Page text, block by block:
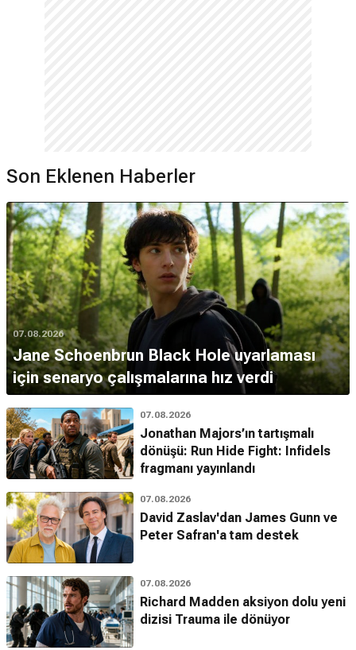
Son Eklenen Haberler
07.08.2026
Jane Schoenbrun Black Hole uyarlaması
için senaryo çalışmalarına hız verdi
07.08.2026
Jonathan Majors’ın tartışmalı
dönüşü: Run Hide Fight: Infidels
fragmanı yayınlandı
07.08.2026
David Zaslav'dan James Gunn ve
Peter Safran'a tam destek
07.08.2026
Richard Madden aksiyon dolu yeni
dizisi Trauma ile dönüyor